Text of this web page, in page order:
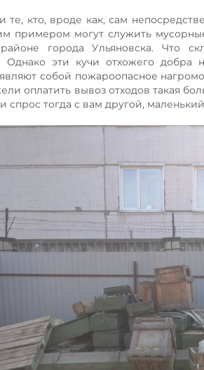
те, кто, вроде как, сам
примером могут служить
города Ульяновска. Что
Однако эти кучи отхожего добра
собой пожароопасное
оплатить вывоз отходов такая
спрос тогда с вам другой,